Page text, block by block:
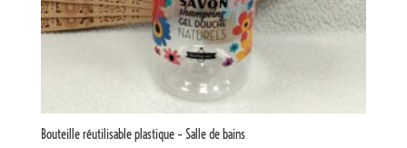
Bouteille réutilisable plastique – Salle de bains